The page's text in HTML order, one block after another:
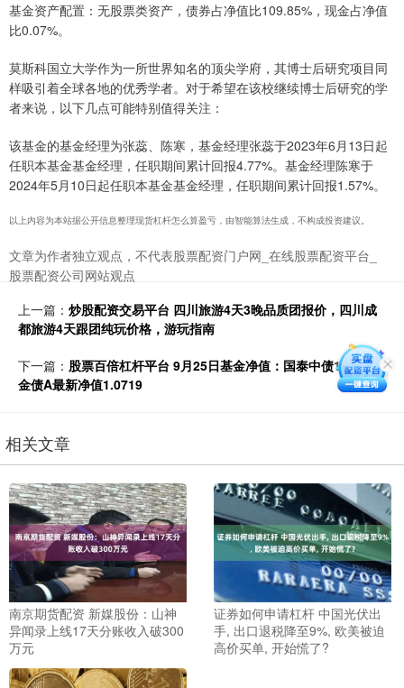
基金资产配置：无股票类资产，债券占净值比109.85%，现金占净值
比0.07%。
莫斯科国立大学作为一所世界知名的顶尖学府，其博士后研究项目同
样吸引着全球各地的优秀学者。对于希望在该校继续博士后研究的学
者来说，以下几点可能特别值得关注：
该基金的基金经理为张蕊、陈寒，基金经理张蕊于2023年6月13日起
任职本基金基金经理，任职期间累计回报4.77%。基金经理陈寒于
2024年5月10日起任职本基金基金经理，任职期间累计回报1.57%。
以上内容为本站据公开信息整理现货杠杆怎么算盈亏，由智能算法生成，不构成投资建议。
文章为作者独立观点，不代表股票配资门户网_在线股票配资平台_
股票配资公司网站观点
上一篇： 炒股配资交易平台 四川旅游4天3晚品质团报价，四川成
都旅游4天跟团纯玩价格，游玩指南
下一篇： 股票百倍杠杆平台 9月25日基金净值：国泰中债1-5年政
金债A最新净值1.0719
相关文章
南京期货配资 新媒股份：山神
异闻录上线17天分账收入破300
万元
证券如何申请杠杆 中国光伏出
手, 出口退税降至9%, 欧美被迫
高价买单, 开始慌了?